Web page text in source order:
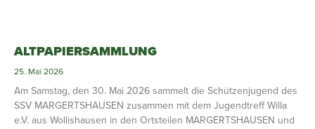
ALTPAPIERSAMMLUNG
25. Mai 2026
Am Samstag, den 30. Mai 2026 sammelt die Schützenjugend des
SSV MARGERTSHAUSEN zusammen mit dem Jugendtreff Willa
e.V. aus Wollishausen in den Ortsteilen MARGERTSHAUSEN und